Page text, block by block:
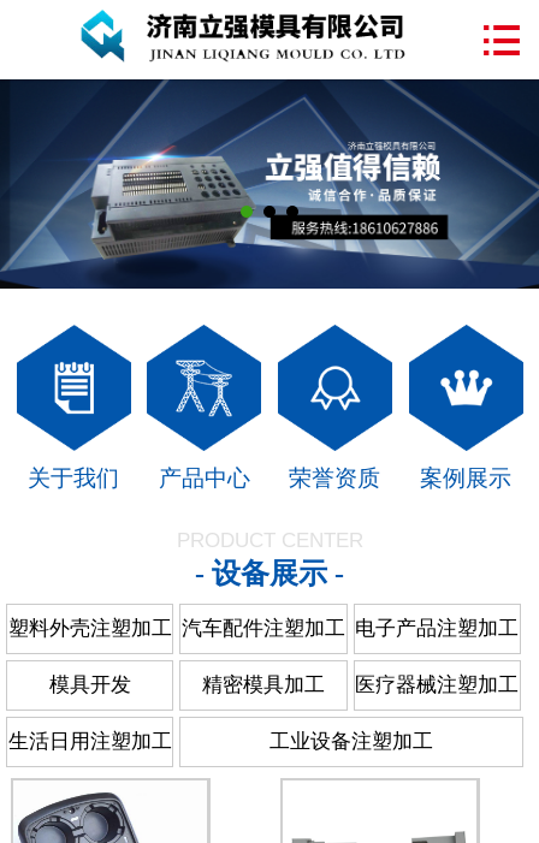
网站首页
关于我们
塑料模具
注塑加工
案例展示
新闻中心

关于我们 产品中心 荣誉资质 案例展示
PRODUCT CENTER
- 设备展示 -
塑料外壳注塑加工 汽车配件注塑加工 电子产品注塑加工
模具开发 精密模具加工 医疗器械注塑加工
生活日用注塑加工 工业设备注塑加工